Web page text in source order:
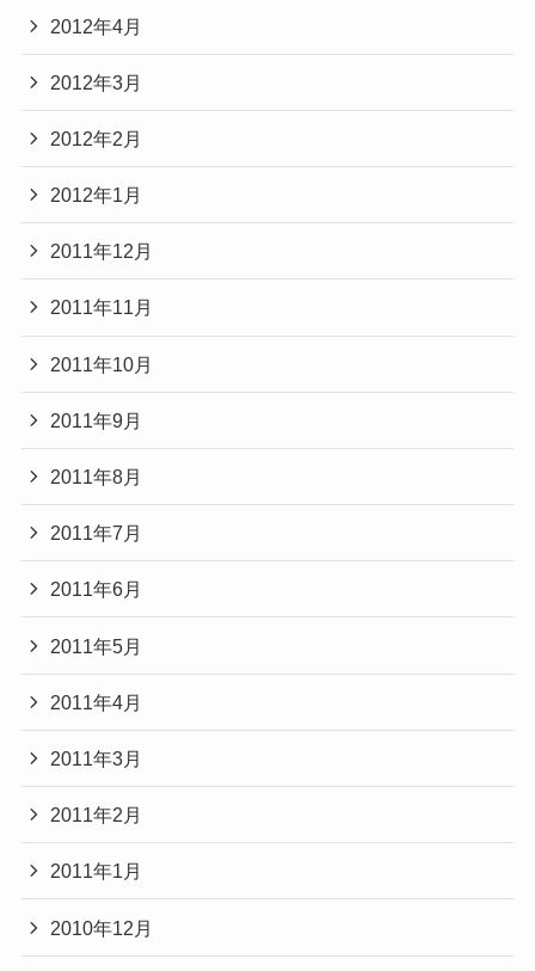
2012年4月
2012年3月
2012年2月
2012年1月
2011年12月
2011年11月
2011年10月
2011年9月
2011年8月
2011年7月
2011年6月
2011年5月
2011年4月
2011年3月
2011年2月
2011年1月
2010年12月